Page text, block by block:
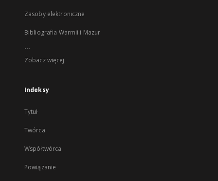
Zasoby elektroniczne
Bibliografia Warmii i Mazur
...
Zobacz więcej
Indeksy
Tytuł
Twórca
Współtwórca
Powiązanie